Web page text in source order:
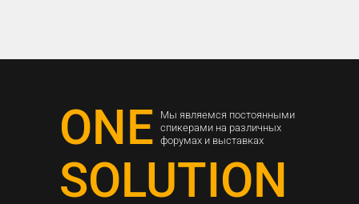
ONE
SOLUTION
Мы являемся постоянными
спикерами на различных
форумах и выставках